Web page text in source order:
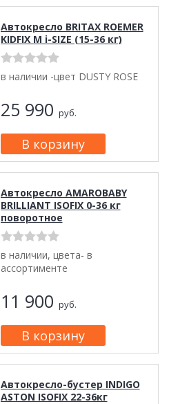
Автокресло BRITAX ROEMER
KIDFIX M i-SIZE (15-36 кг)
в наличии -цвет DUSTY ROSE
25 990 руб.
Автокресло AMAROBABY
BRILLIANT ISOFIX 0-36 кг
поворотное
в наличии, цвета- в
ассортименте
11 900 руб.
Автокресло-бустер INDIGO
ASTON ISOFIX 22-36кг